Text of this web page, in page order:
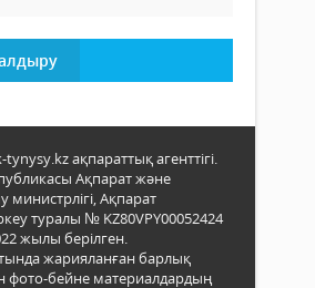
ақпараттық агенттігі.
Ақпарат және
Ақпарат
туралы № KZ80VPY00052424
жылы берілген.
жарияланған барлық
фото-бейне материалдардың